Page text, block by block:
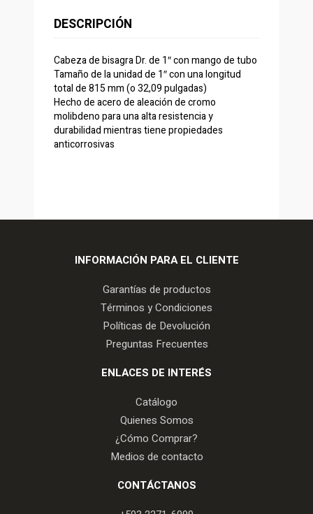
DESCRIPCIÓN
Cabeza de bisagra Dr. de 1″ con mango de tubo
Tamaño de la unidad de 1″ con una longitud
total de 815 mm (o 32,09 pulgadas)
Hecho de acero de aleación de cromo
molibdeno para una alta resistencia y
durabilidad mientras tiene propiedades
anticorrosivas
INFORMACIÓN PARA EL CLIENTE
Garantías de productos
Términos y Condiciones
Políticas de Devolución
Preguntas Frecuentes
ENLACES DE INTERÉS
Catálogo
Quienes Somos
¿Cómo Comprar?
Medios de contacto
CONTÁCTANOS